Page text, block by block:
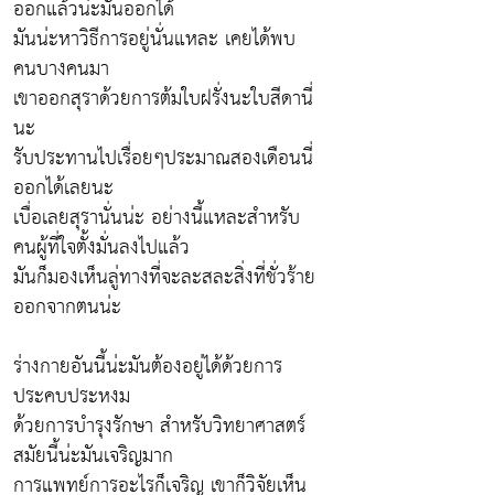
ออกแล้วน่ะมันออกได้
มันน่ะหาวิธีการอยู่นั่นแหละ เคยได้พบ
คนบางคนมา
เขาออกสุราด้วยการต้มใบฝรั่งนะใบสีดานี่
นะ
รับประทานไปเรื่อยๆประมาณสองเดือนนี่
ออกได้เลยนะ
เบื่อเลยสุรานั่นน่ะ อย่างนี้แหละสำหรับ
คนผู้ที่ใจตั้งมั่นลงไปแล้ว
มันก็มองเห็นลู่ทางที่จะละสละสิ่งที่ชั่วร้าย
ออกจากตนน่ะ
ร่างกายอันนี้น่ะมันต้องอยู่ได้ด้วยการ
ประคบประหงม
ด้วยการบำรุงรักษา สำหรับวิทยาศาสตร์
สมัยนี้น่ะมันเจริญมาก
การแพทย์การอะไรก็เจริญ เขาก็วิจัยเห็น